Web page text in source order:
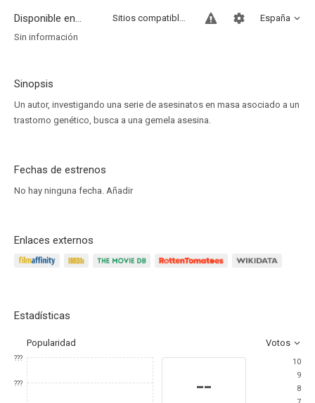
Disponible en... España
Sitios compatibles
Sin información
Sinopsis
Un autor, investigando una serie de asesinatos en masa asociado a un
trastorno genético, busca a una gemela asesina.
Fechas de estrenos
No hay ninguna fecha. Añadir
Enlaces externos
Estadísticas
Popularidad Votos
???
??? --
10
9
8